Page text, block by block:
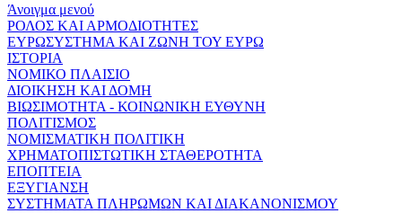
Άνοιγμα μενού
ΡΟΛΟΣ ΚΑΙ ΑΡΜΟΔΙΟΤΗΤΕΣ
ΕΥΡΩΣΥΣΤΗΜΑ ΚΑΙ ΖΩΝΗ ΤΟΥ ΕΥΡΩ
ΙΣΤΟΡΙΑ
ΝΟΜΙΚΟ ΠΛΑΙΣΙΟ
ΔΙΟΙΚΗΣΗ ΚΑΙ ΔΟΜΗ
ΒΙΩΣΙΜΟΤΗΤΑ - ΚΟΙΝΩΝΙΚΗ ΕΥΘΥΝΗ
ΠΟΛΙΤΙΣΜΟΣ
ΝΟΜΙΣΜΑΤΙΚΗ ΠΟΛΙΤΙΚΗ
ΧΡΗΜΑΤΟΠΙΣΤΩΤΙΚΗ ΣΤΑΘΕΡΟΤΗΤΑ
ΕΠΟΠΤΕΙΑ
ΕΞΥΓΙΑΝΣΗ
ΣΥΣΤΗΜΑΤΑ ΠΛΗΡΩΜΩΝ ΚΑΙ ΔΙΑΚΑΝΟΝΙΣΜΟΥ